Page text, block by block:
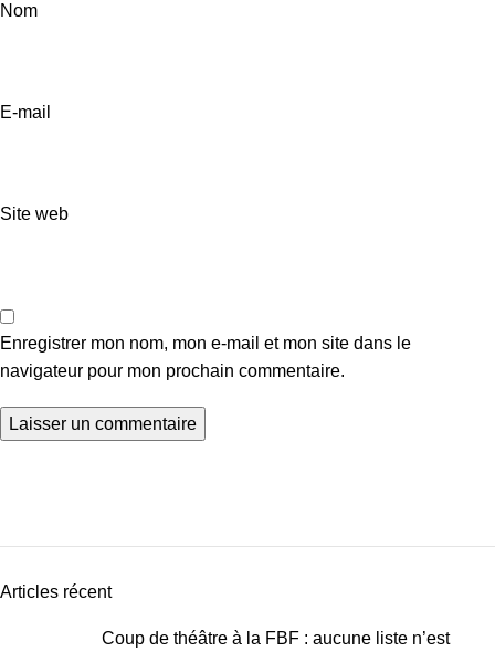
Nom
E-mail
Site web
Enregistrer mon nom, mon e-mail et mon site dans le
navigateur pour mon prochain commentaire.
Articles récent
Coup de théâtre à la FBF : aucune liste n’est